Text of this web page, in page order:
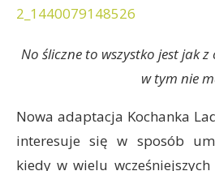
No śliczne to wszystko jest jak
w tym nie
Nowa adaptacja Kochanka
interesuje się w sposób
kiedy w wielu